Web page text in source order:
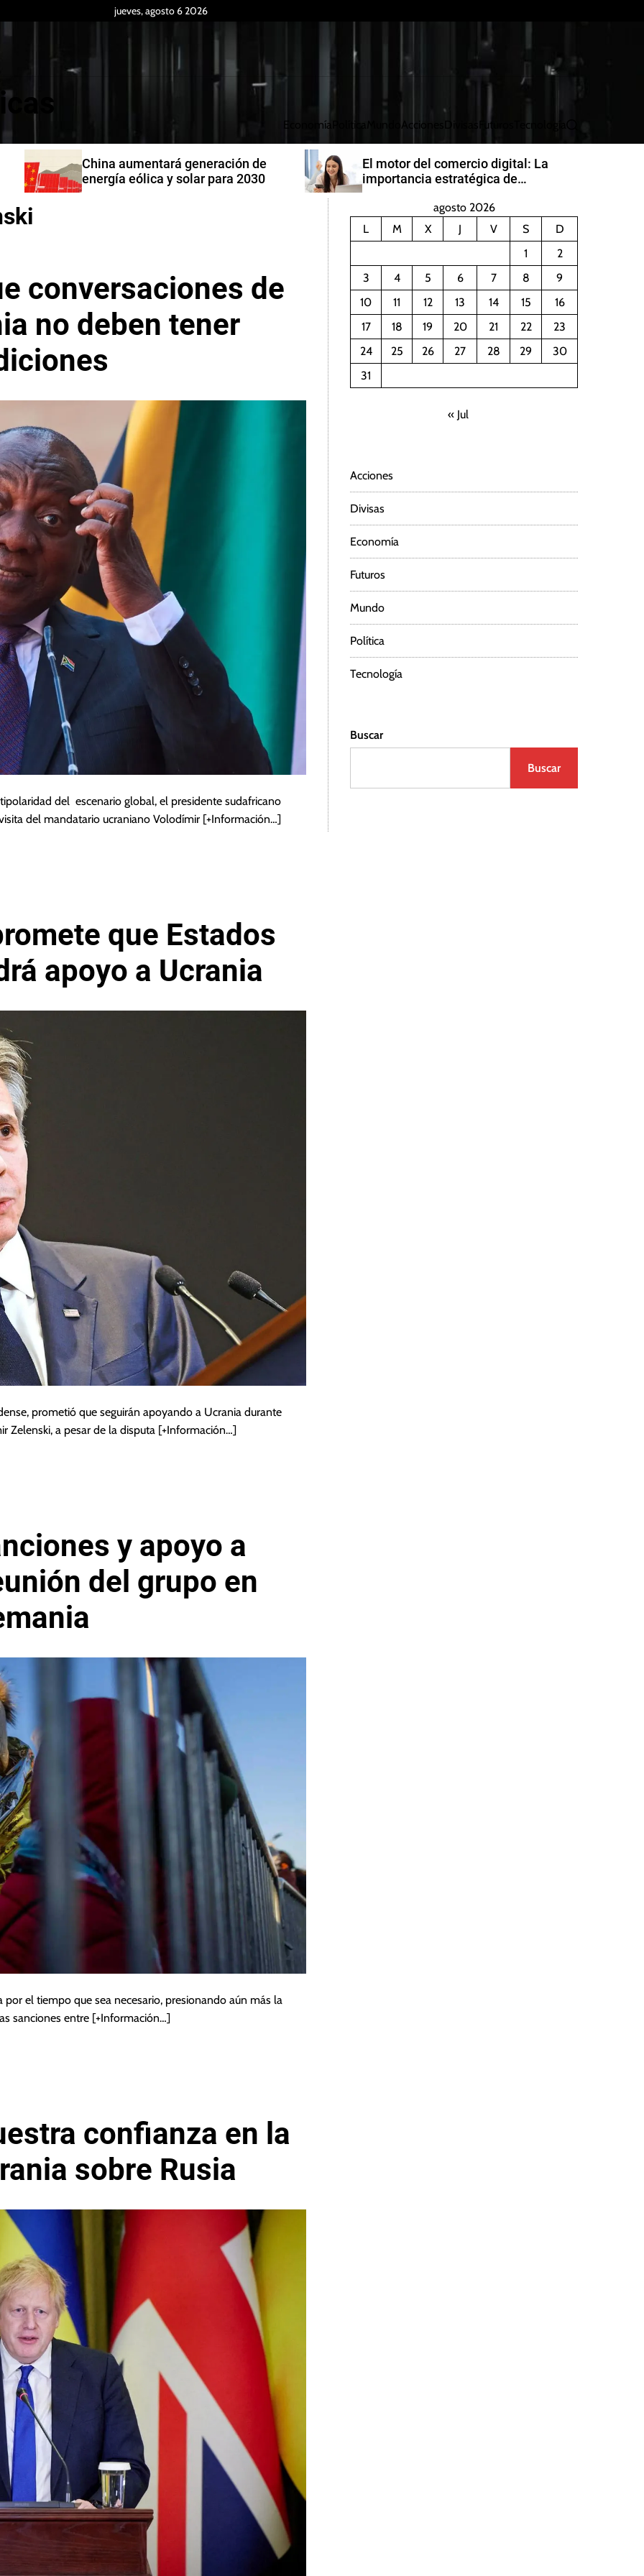
jueves, agosto 6 2026
Economía Política Acciones Divisas Futuros Tecnología
u
China aumentará generación de
energía eólica y solar para 2030
El motor del comercio digital: La
importancia estratégica de
conversaciones de
no deben tener
del escenario global, el presidente sudafricano
del mandatario ucraniano Volodímir [+Información…]
que Estados
apoyo a Ucrania
prometió que seguirán apoyando a Ucrania durante
Zelenski, a pesar de la disputa [+Información…]
y apoyo a
del grupo en
el tiempo que sea necesario, presionando aún más la
sanciones entre [+Información…]
confianza en la
sobre Rusia
agosto 2026
L
M X J V S
D
1
2
3
4 5 6 7 8
9
10
11 12 13 14 15
16
17
18 19 20 21 22
23
24
25 26 27 28 29
30
31
« Jul
Acciones
Divisas
Economía
Futuros
Mundo
Política
Tecnología
Buscar
Buscar